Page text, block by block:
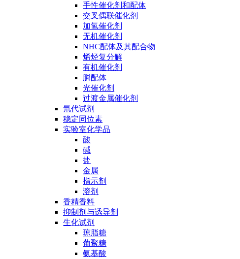
手性催化剂和配体
交叉偶联催化剂
加氢催化剂
无机催化剂
NHC配体及其配合物
烯烃复分解
有机催化剂
膦配体
光催化剂
过渡金属催化剂
氘代试剂
稳定同位素
实验室化学品
酸
碱
盐
金属
指示剂
溶剂
香精香料
抑制剂与诱导剂
生化试剂
琼脂糖
葡聚糖
氨基酸